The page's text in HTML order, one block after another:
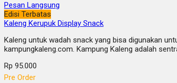
Pesan Langsung
Edisi Terbatas
Kaleng Kerupuk Display Snack
Kaleng untuk wadah snack yang bisa digunakan
kampungkaleng.com. Kampung Kaleng adalah
Rp 95.000
Pre Order